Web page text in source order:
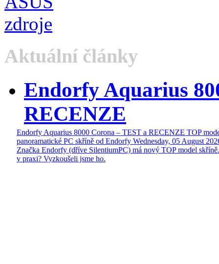
Aktuální články
Endorfy Aquarius
RECENZE
Endorfy Aquarius 8000 Corona – TEST a RECENZE TOP
panoramatické PC skříně od Endorfy Wednesday, 05 August
Značka Endorfy (dříve SilentiumPC) má nový TOP model
v praxi? Vyzkoušeli jsme ho.